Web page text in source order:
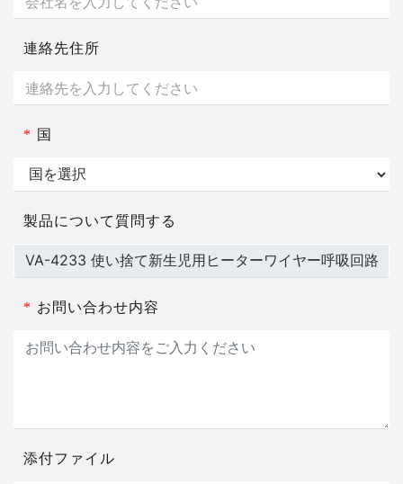
連絡先住所
* 国
製品について質問する
* お問い合わせ内容
添付ファイル